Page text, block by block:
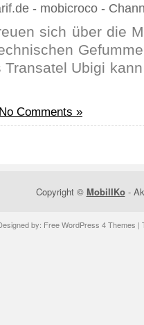
- mobicroco -
sich über die
Tran­satel Ubigi
No Comments »
Copyright © MobilIKo-
by: Free WordPress 4 Themes |